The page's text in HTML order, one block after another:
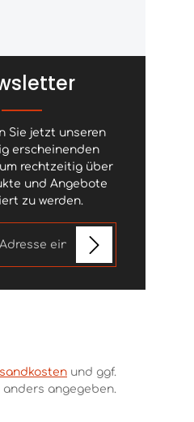
Sie jetzt unseren
erscheinenden
rechtzeitig über
und Angebote
zu werden.
E-Mail-Adresse*
*
Datenschutzrichtlinieund
und ggf.
anders angegeben.